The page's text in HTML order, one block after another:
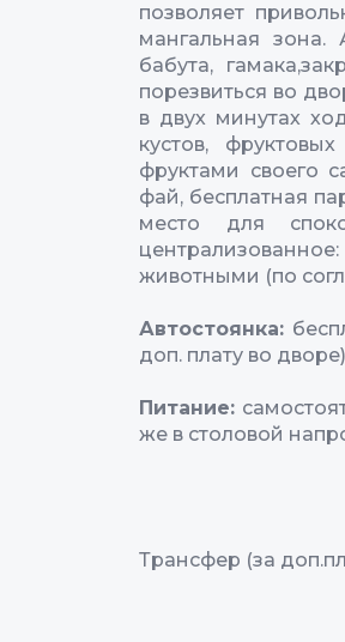
позволяет
мангальная
бабута,
порезвиться во
в двух минутах
кустов,
фруктами своего
фай, бесплатная
место для
животными (по
Автостоянка:
доп. плату во
Питание:
же в столовой
Трансфер (за